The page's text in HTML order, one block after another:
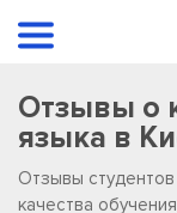
Отзывы о
языка в
Отзывы студентов
качества